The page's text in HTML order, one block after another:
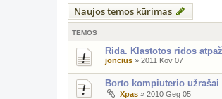
Naujos temos kūrimas
TEMOS
Rida. Klastotos ridos
joncius » 2011 Kov 07
Borto kompiuterio užrašai
Xpas » 2010 Geg 05